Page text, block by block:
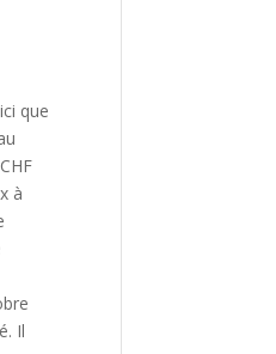
que
à
Il